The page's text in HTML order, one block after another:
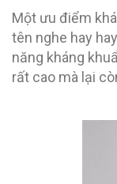
Một ưu điểm
tên nghe hay
năng kháng
rất cao mà lại